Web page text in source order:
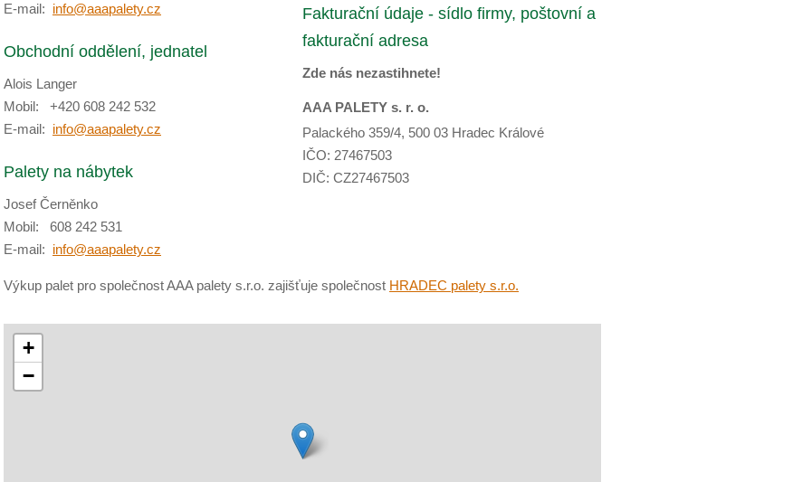
E-mail: info@aaapalety.cz
Obchodní oddělení, jednatel
Alois Langer
Mobil: +420 608 242 532
E-mail: info@aaapalety.cz
Palety na nábytek
Josef Černěnko
Mobil: 608 242 531
E-mail: info@aaapalety.cz
Fakturační údaje - sídlo firmy, poštovní a
fakturační adresa
Zde nás nezastihnete!
AAA PALETY s. r. o.
Palackého 359/4, 500 03 Hradec Králové
IČO: 27467503
DIČ: CZ27467503
Výkup palet pro společnost AAA palety s.r.o. zajišťuje společnost HRADEC palety s.r.o.
+
−